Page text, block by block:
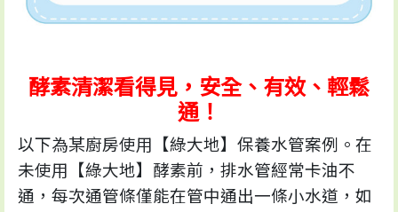
酵素清潔看得見，安全、有效、輕鬆
通！
以下為某廚房使用【綠大地】保養水管案例。在
未使用【綠大地】酵素前，排水管經常卡油不
通，每次通管條僅能在管中通出一條小水道，如